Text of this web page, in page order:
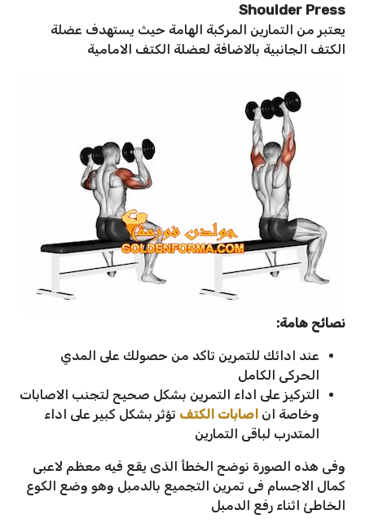
Shoulder Press
يعتبر من التمارين المركبة الهامة حيث يستهدف عضلة
الكتف الجانبية بالاضافة لعضلة الكتف الامامية
نصائح هامة:
عند ادائك للتمرين تاكد من حصولك على المدي
الحركى الكامل
التركيز على اداء التمرين بشكل صحيح لتجنب الاصابات
وخاصة ان اصابات الكتف تؤثر بشكل كبير على اداء
المتدرب لباقى التمارين
وفى هذه الصورة نوضح الخطأ الذى يقع فيه معظم لاعبى
كمال الاجسام فى تمرين التجميع بالدمبل وهو وضع الكوع
الخاطئ اثناء رفع الدمبل